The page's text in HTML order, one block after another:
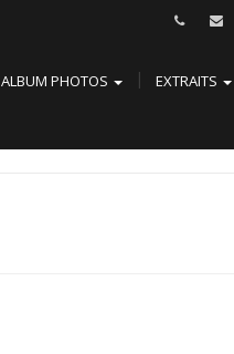
ALBUM PHOTOS EXTRAITS